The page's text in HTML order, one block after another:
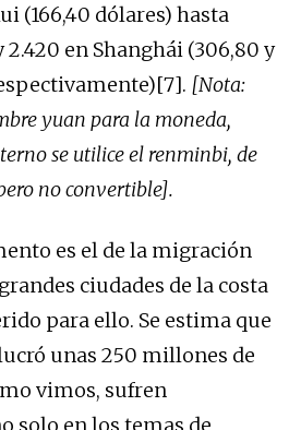
(166,40 dólares) hasta
2.420 en Shanghái (306,80 y
[Nota:
yuan para la moneda,
se utilice el renminbi, de
no convertible].
es el de la migración
ciudades de la costa
para ello. Se estima que
unas 250 millones de
vimos, sufren
solo en los temas de